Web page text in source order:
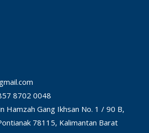
8702 0048
Hamzah Gang Ikhsan No. 1 / 90 B,
78115, Kalimantan Barat